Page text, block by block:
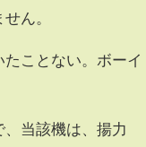
ん。
ことない。ボーイ
当該機は、揚力